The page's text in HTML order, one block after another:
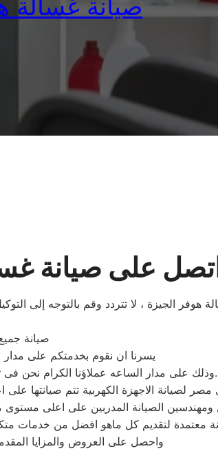
صيانة غسالة هوفر
اتصل على صيانة
الجيزة ، لا تتردد وقم بالتوجه إلى
صيانة
يسرنا ان نقوم بخدمتكم على
غسالات هوفر اتصل بنا…
مصر لصيانة الاجهزة الكهربية تتم
الصيانة المدربين على اعلى مستوى
معتمدة لتقديم كل ماهو افضل من خدمات
واحصل على العروض والمزايا